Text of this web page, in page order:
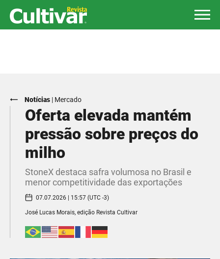
Notícias | Mercado
Oferta elevada mantém
pressão sobre preços do
milho
StoneX destaca safra volumosa no Brasil e
menor competitividade das exportações
07.07.2026 | 15:57 (UTC -3)
José Lucas Morais, edição Revista Cultivar